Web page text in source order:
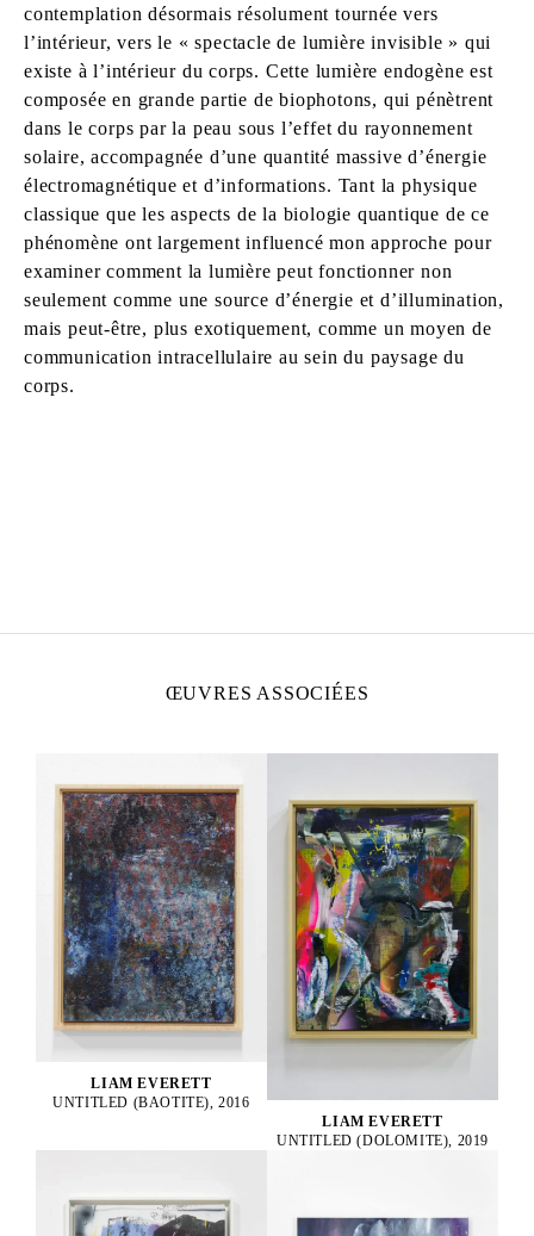
contemplation désormais résolument tournée vers
l’intérieur, vers le « spectacle de lumière invisible » qui
existe à l’intérieur du corps. Cette lumière endogène est
composée en grande partie de biophotons, qui pénètrent
dans le corps par la peau sous l’effet du rayonnement
solaire, accompagnée d’une quantité massive d’énergie
électromagnétique et d’informations. Tant la physique
classique que les aspects de la biologie quantique de ce
phénomène ont largement influencé mon approche pour
examiner comment la lumière peut fonctionner non
seulement comme une source d’énergie et d’illumination,
mais peut-être, plus exotiquement, comme un moyen de
communication intracellulaire au sein du paysage du
corps.
ŒUVRES ASSOCIÉES
LIAM EVERETT
UNTITLED (BAOTITE), 2016
LIAM EVERETT
UNTITLED (DOLOMITE), 2019